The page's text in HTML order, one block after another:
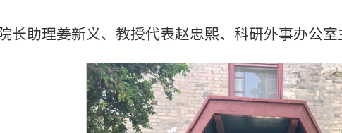
长助理姜新义、教授代表赵忠熙、科研外事办公室